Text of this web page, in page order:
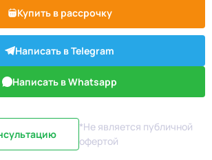
Купить в рассрочку
Написать в Telegram
Написать в Whatsapp
*Не является публичной
офертой